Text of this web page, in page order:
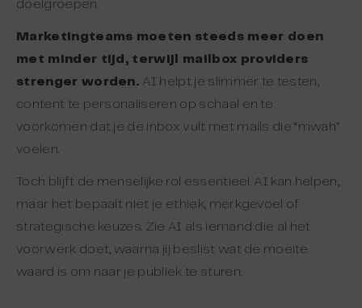
doelgroepen.
Marketingteams moeten steeds meer doen
met minder tijd, terwijl mailbox providers
strenger worden. AI helpt je slimmer te testen,
content te personaliseren op schaal en te
voorkomen dat je de inbox vult met mails die “mwah”
voelen.
Toch blijft de menselijke rol essentieel. AI kan helpen,
maar het bepaalt niet je ethiek, merkgevoel of
strategische keuzes. Zie AI als iemand die al het
voorwerk doet, waarna jij beslist wat de moeite
waard is om naar je publiek te sturen.